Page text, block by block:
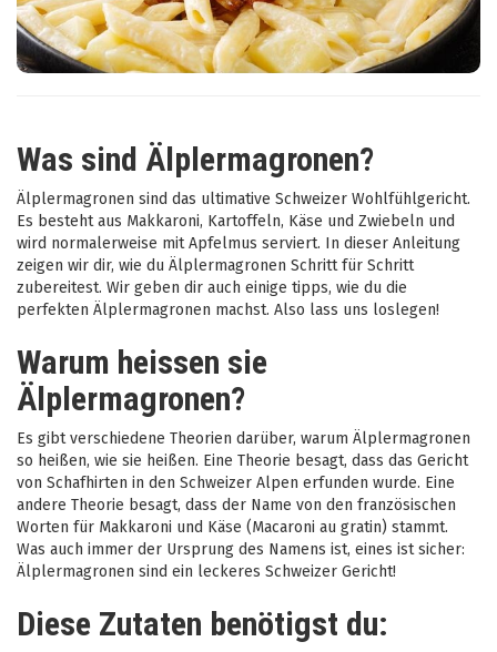
Was sind Älplermagronen?
Älplermagronen sind das ultimative Schweizer Wohlfühlgericht.
Es besteht aus Makkaroni, Kartoffeln, Käse und Zwiebeln und
wird normalerweise mit Apfelmus serviert. In dieser Anleitung
zeigen wir dir, wie du Älplermagronen Schritt für Schritt
zubereitest. Wir geben dir auch einige tipps, wie du die
perfekten Älplermagronen machst. Also lass uns loslegen!
Warum heissen sie
Älplermagronen?
Es gibt verschiedene Theorien darüber, warum Älplermagronen
so heißen, wie sie heißen. Eine Theorie besagt, dass das Gericht
von Schafhirten in den Schweizer Alpen erfunden wurde. Eine
andere Theorie besagt, dass der Name von den französischen
Worten für Makkaroni und Käse (Macaroni au gratin) stammt.
Was auch immer der Ursprung des Namens ist, eines ist sicher:
Älplermagronen sind ein leckeres Schweizer Gericht!
Diese Zutaten benötigst du: